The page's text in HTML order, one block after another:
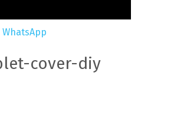
WhatsApp
cover-diy